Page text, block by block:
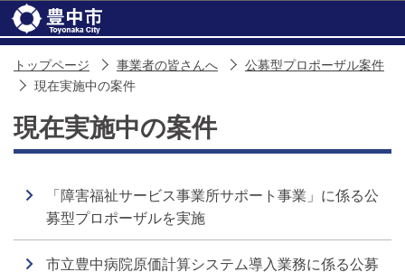
トップページ 事業者の皆さんへ
公募型プロポーザル案件
現在実施中の案件
現在実施中の案件
「障害福祉サービス事業所サポート事業」に係る公
募型プロポーザルを実施
市立豊中病院原価計算システム導入業務に係る公募